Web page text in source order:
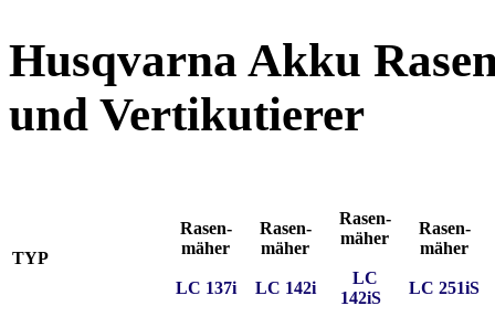
Husqvarna Akku
und Vertikutierer
TYP
Rasen-
mäher
LC 137i
Rasen-
mäher
LC 142i
Rasen-
mäher
LC
142iS
Rasen-
mäher
LC 251iS